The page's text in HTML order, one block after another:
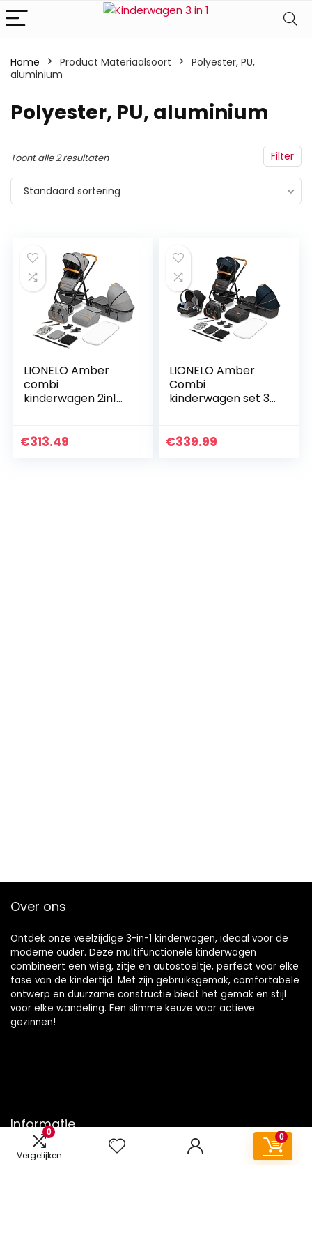
0
Vergelijken
0
Home Product Materiaalsoort
‎Polyester, PU,
aluminium
‎Polyester, PU, aluminium
Filter
Toont alle 2 resultaten
Standaard sortering
LIONELO Amber
combi
kinderwagen 2in1
achterwaarts,
€313.49
LIONELO Amber
Combi
kinderwagen set 3-
tot 22 kg Reiswieg,
€339.99
Over ons
Ontdek onze veelzijdige 3-in-1 kinderwagen, ideaal voor de
moderne ouder. Deze multifunctionele kinderwagen
combineert een wieg, zitje en autostoeltje, perfect voor elke
fase van de kindertijd. Met zijn gebruiksgemak, comfortabele
ontwerp en duurzame constructie biedt het gemak en stijl
voor elke wandeling. Een slimme keuze voor actieve
gezinnen!
Informatie
Contact